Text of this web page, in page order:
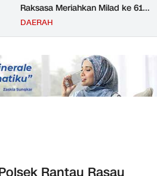
Raksasa Meriahkan Milad ke 61
UMP Sedot Ribuan Warga
DAERAH